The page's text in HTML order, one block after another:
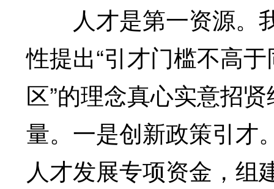
人才是第一资源。我
性提出“引才门槛不高
区”的理念真心实意招
量。一是创新政策引才
人才发展专项资金，组